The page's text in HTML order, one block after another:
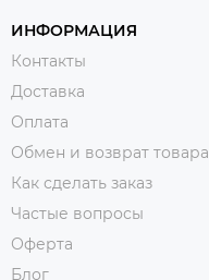
ИНФОРМАЦИЯ
Контакты
Доставка
Оплата
Обмен и возврат товара
Как сделать заказ
Частые вопросы
Оферта
Блог